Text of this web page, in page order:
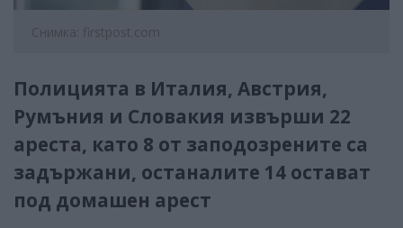
Снимка: firstpost.com
Полицията в Италия, Австрия,
Румъния и Словакия извърши 22
ареста, като 8 от заподозрените са
задържани, останалите 14 остават
под домашен арест